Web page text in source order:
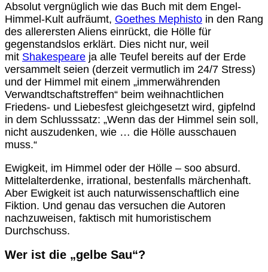
Absolut vergnüglich wie das Buch mit dem Engel-
Himmel-Kult aufräumt, Goethes Mephisto in den Rang
des allerersten Aliens einrückt, die Hölle für
gegenstandslos erklärt. Dies nicht nur, weil
mit Shakespeare ja alle Teufel bereits auf der Erde
versammelt seien (derzeit vermutlich im 24/7 Stress)
und der Himmel mit einem „immerwährenden
Verwandtschaftstreffen“ beim weihnachtlichen
Friedens- und Liebesfest gleichgesetzt wird, gipfelnd
in dem Schlusssatz: „Wenn das der Himmel sein soll,
nicht auszudenken, wie … die Hölle ausschauen
muss.“
Ewigkeit, im Himmel oder der Hölle – soo absurd.
Mittelalterdenke, irrational, bestenfalls märchenhaft.
Aber Ewigkeit ist auch naturwissenschaftlich eine
Fiktion. Und genau das versuchen die Autoren
nachzuweisen, faktisch mit humoristischem
Durchschuss.
Wer ist die „gelbe Sau“?